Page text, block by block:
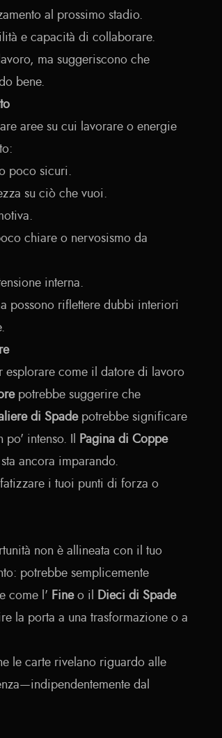
al prossimo stadio.
e capacità di collaborare.
ma suggeriscono che
bene.
aree su cui lavorare o energie
poco sicuri.
su ciò che vuoi.
chiare o nervosismo da
interna.
possono riflettere dubbi interiori
esplorare come il datore di lavoro
potrebbe suggerire che
di Spadepotrebbe significare
intenso. Il
Pagina di Coppe
ancora imparando.
i tuoi punti di forza o
non è allineata con il tuo
potrebbe semplicemente
come l' Fineo il
Dieci di Spade
la porta a una trasformazione o a
le carte rivelano riguardo alle
dal